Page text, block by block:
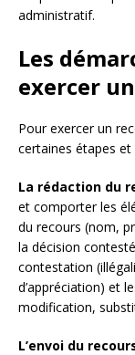
administratif.
Les
exercer
Pour exercer un
certaines étapes
La rédaction du
et comporter les
du recours (nom,
la décision
contestation
d’appréciation) et
modification,
L’envoi du